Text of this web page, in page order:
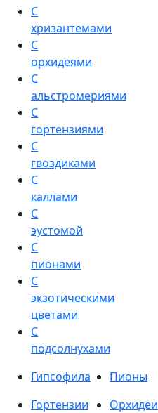
С
хризантемами
С
орхидеями
С
альстромериями
С
гортензиями
С
гвоздиками
С
каллами
С
эустомой
С
пионами
С
экзотическими
цветами
С
подсолнухами
Гипсофила
Пионы
Гортензии
Орхидеи